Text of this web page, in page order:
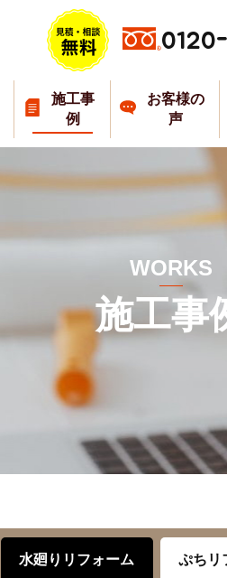
施工事
例
お客様の
声
WORKS
施工事
水廻りリフォーム ぷちリ